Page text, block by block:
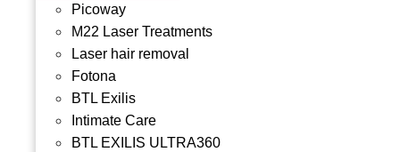
Picoway
M22 Laser Treatments
Laser hair removal
Fotona
BTL Exilis
Intimate Care
BTL EXILIS ULTRA360